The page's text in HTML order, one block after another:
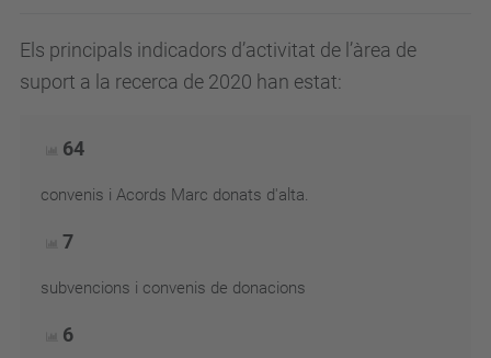
Els principals indicadors d’activitat de l’àrea de
suport a la recerca de 2020 han estat:
64
convenis i Acords Marc donats d'alta.
7
subvencions i convenis de donacions
6